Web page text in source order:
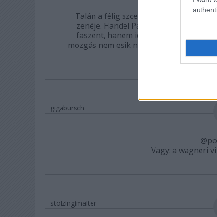
Talán a félig szcenírozott előadás
zenéje. Handel Partenope c. operáját
faszent, hanem ide-oda járkálnak, és
mozgás nem esik nehezükre, hiszen
súlyos, a világ
gigabursch
Vagy: a wagneri
stolzingimalter